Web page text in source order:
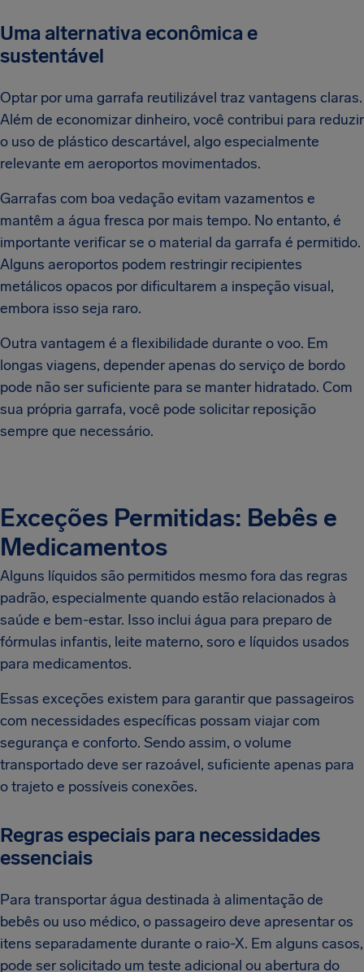
Uma alternativa econômica e
sustentável
Optar por uma garrafa reutilizável traz vantagens claras.
Além de economizar dinheiro, você contribui para reduzir
o uso de plástico descartável, algo especialmente
relevante em aeroportos movimentados.
Garrafas com boa vedação evitam vazamentos e
mantêm a água fresca por mais tempo. No entanto, é
importante verificar se o material da garrafa é permitido.
Alguns aeroportos podem restringir recipientes
metálicos opacos por dificultarem a inspeção visual,
embora isso seja raro.
Outra vantagem é a flexibilidade durante o voo. Em
longas viagens, depender apenas do serviço de bordo
pode não ser suficiente para se manter hidratado. Com
sua própria garrafa, você pode solicitar reposição
sempre que necessário.
Exceções Permitidas: Bebês e
Medicamentos
Alguns líquidos são permitidos mesmo fora das regras
padrão, especialmente quando estão relacionados à
saúde e bem-estar. Isso inclui água para preparo de
fórmulas infantis, leite materno, soro e líquidos usados
para medicamentos.
Essas exceções existem para garantir que passageiros
com necessidades específicas possam viajar com
segurança e conforto. Sendo assim, o volume
transportado deve ser razoável, suficiente apenas para
o trajeto e possíveis conexões.
Regras especiais para necessidades
essenciais
Para transportar água destinada à alimentação de
bebês ou uso médico, o passageiro deve apresentar os
itens separadamente durante o raio-X. Em alguns casos,
pode ser solicitado um teste adicional ou abertura do